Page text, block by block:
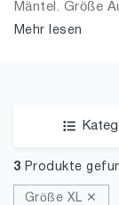
Schuhe
Mäntel. Größe
Trends aus
Mehr lesen
3 Produkte
Größe XL ✕